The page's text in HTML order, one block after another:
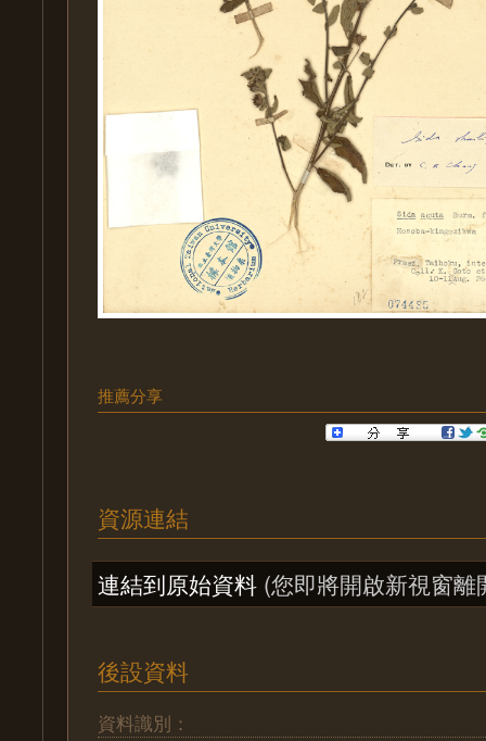
推薦分享
資源連結
連結到原始資料 (您即將開啟新視窗離
後設資料
資料識別：